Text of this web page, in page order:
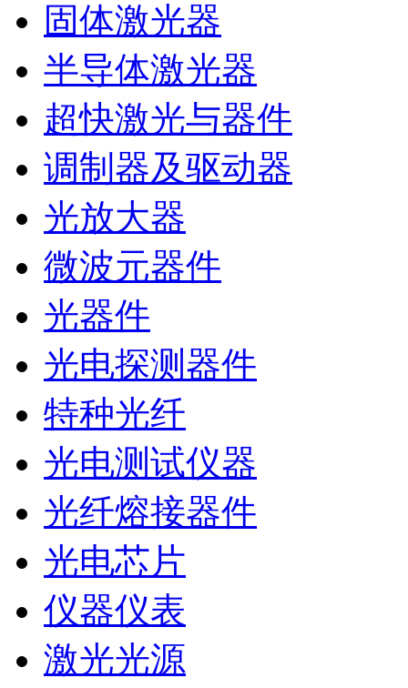
固体激光器
半导体激光器
超快激光与器件
调制器及驱动器
光放大器
微波元器件
光器件
光电探测器件
特种光纤
光电测试仪器
光纤熔接器件
光电芯片
仪器仪表
激光光源